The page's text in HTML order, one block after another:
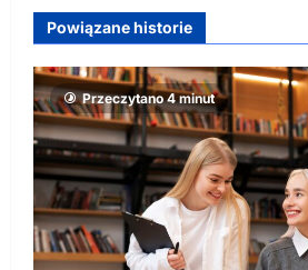
Powiązane historie
Przeczytano 4 minut